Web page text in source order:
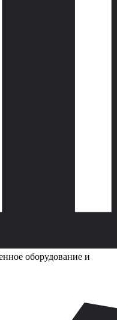
оборудование и